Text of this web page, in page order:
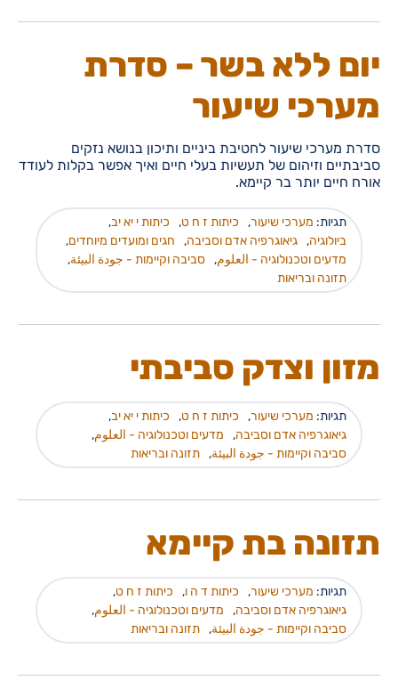
יום ללא בשר – סדרת
מערכי שיעור
סדרת מערכי שיעור לחטיבת ביניים ותיכון בנושא נזקים
סביבתיים וזיהום של תעשיות בעלי חיים ואיך אפשר בקלות לעודד
אורח חיים יותר בר קיימא.
תגיות: מערכי שיעור, כיתות ז ח ט, כיתות י יא יב,
ביולוגיה, גיאוגרפיה אדם וסביבה, חגים ומועדים מיוחדים,
מדעים וטכנולוגיה - العلوم, סביבה וקיימות - جودة البيئة,
תזונה ובריאות
מזון וצדק סביבתי
תגיות: מערכי שיעור, כיתות ז ח ט, כיתות י יא יב,
גיאוגרפיה אדם וסביבה, מדעים וטכנולוגיה - العلوم,
סביבה וקיימות - جودة البيئة, תזונה ובריאות
תזונה בת קיימא
תגיות: מערכי שיעור, כיתות ד ה ו, כיתות ז ח ט,
גיאוגרפיה אדם וסביבה, מדעים וטכנולוגיה - العلوم,
סביבה וקיימות - جودة البيئة, תזונה ובריאות